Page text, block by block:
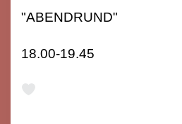
"ABENDRUND"
18.00-19.45